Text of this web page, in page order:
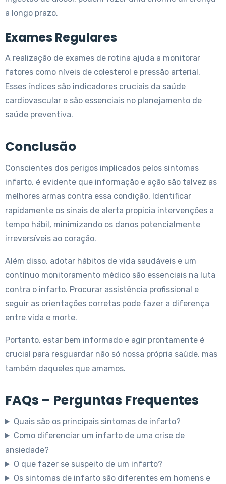
a longo prazo.
Exames Regulares
A realização de exames de rotina ajuda a monitorar
fatores como níveis de colesterol e pressão arterial.
Esses índices são indicadores cruciais da saúde
cardiovascular e são essenciais no planejamento de
saúde preventiva.
Conclusão
Conscientes dos perigos implicados pelos sintomas
infarto, é evidente que informação e ação são talvez as
melhores armas contra essa condição. Identificar
rapidamente os sinais de alerta propicia intervenções a
tempo hábil, minimizando os danos potencialmente
irreversíveis ao coração.
Além disso, adotar hábitos de vida saudáveis e um
contínuo monitoramento médico são essenciais na luta
contra o infarto. Procurar assistência profissional e
seguir as orientações corretas pode fazer a diferença
entre vida e morte.
Portanto, estar bem informado e agir prontamente é
crucial para resguardar não só nossa própria saúde, mas
também daqueles que amamos.
FAQs – Perguntas Frequentes
Quais são os principais sintomas de infarto?
Como diferenciar um infarto de uma crise de
ansiedade?
O que fazer se suspeito de um infarto?
Os sintomas de infarto são diferentes em homens e